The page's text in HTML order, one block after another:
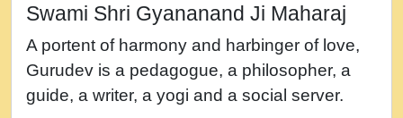
नह भरस रह लडडल... अपन खट करम क !!!! मह दद
सहर चरण क .....mp3
बगड नसब कसन सवर तर बगर Shri ravinandan
shastri ji maharaj.mp3
Swami Shri Gyananand Ji Maharaj
A portent of harmony and harbinger of love,
Gurudev is a pedagogue, a philosopher, a
guide, a writer, a yogi and a social server.